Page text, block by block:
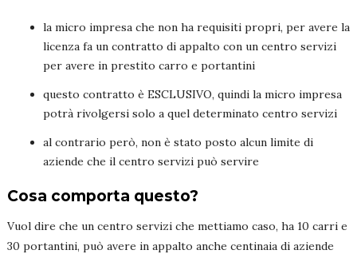
la micro impresa che non ha requisiti propri, per avere la
licenza fa un contratto di appalto con un centro servizi
per avere in prestito carro e portantini
questo contratto è ESCLUSIVO, quindi la micro impresa
potrà rivolgersi solo a quel determinato centro servizi
al contrario però, non è stato posto alcun limite di
aziende che il centro servizi può servire
Cosa comporta questo?
Vuol dire che un centro servizi che mettiamo caso, ha 10 carri e
30 portantini, può avere in appalto anche centinaia di aziende